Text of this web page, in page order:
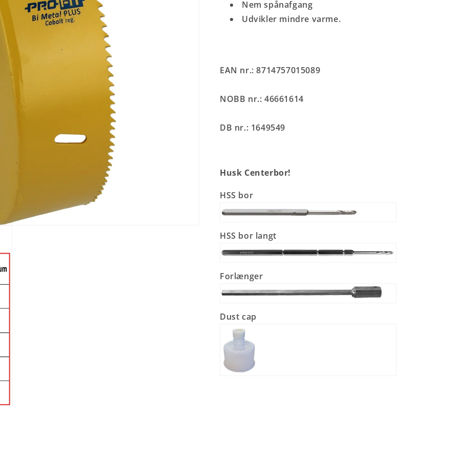
Nem spånafgang
Udvikler mindre varme.
EAN nr.: 8714757015089
NOBB nr.: 46661614
DB nr.: 1649549
Husk Centerbor!
HSS bor
HSS bor langt
Forlænger
Dust cap